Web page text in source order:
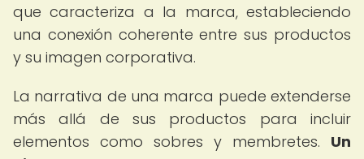
que caracteriza a la marca, estableciendo
una conexión coherente entre sus productos
y su imagen corporativa.
La narrativa de una marca puede extenderse
más allá de sus productos para incluir
elementos como sobres y membretes. Un